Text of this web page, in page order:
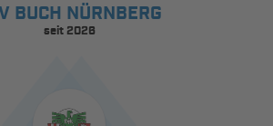
BUCH NÜRNBERG
seit 2026